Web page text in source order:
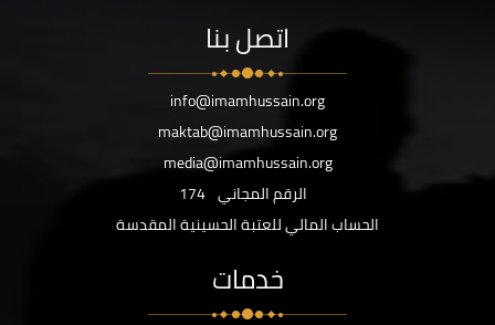
اتصل بنا
info@imamhussain.org
maktab@imamhussain.org
media@imamhussain.org
الرقم المجاني 174
الحساب المالي للعتبة الحسينية المقدسة
خدمات